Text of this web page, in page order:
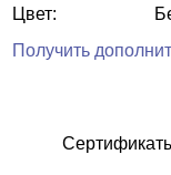
Цвет:
Получить